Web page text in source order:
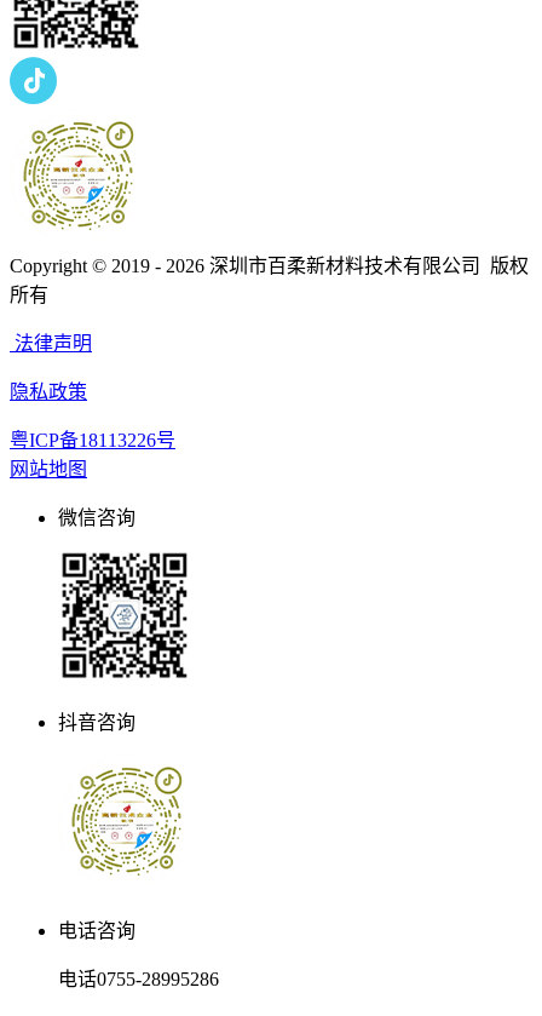
Copyright © 2019 - 2026 深圳市百柔新材料技术有限公司 版权
所有
法律声明
隐私政策
粤ICP备18113226号
网站地图
微信咨询
抖音咨询
电话咨询
电话0755-28995286